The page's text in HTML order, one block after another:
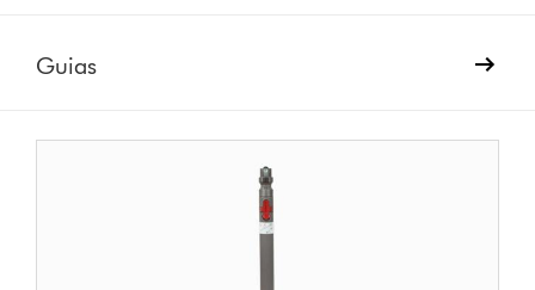
Guias